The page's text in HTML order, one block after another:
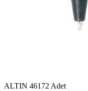
ALTIN 46172 Adet